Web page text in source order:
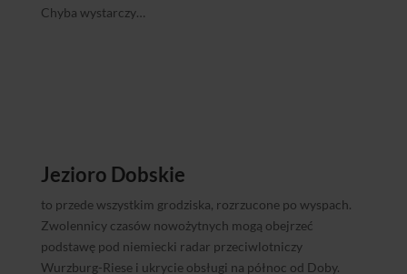
Chyba wystarczy…
Jezioro Dobskie
to przede wszystkim grodziska, rozrzucone po wyspach.
Zwolennicy czasów nowożytnych mogą obejrzeć
podstawę pod niemiecki radar przeciwlotniczy
Wurzburg-Riese i ukrycie obsługi na północ od Doby.